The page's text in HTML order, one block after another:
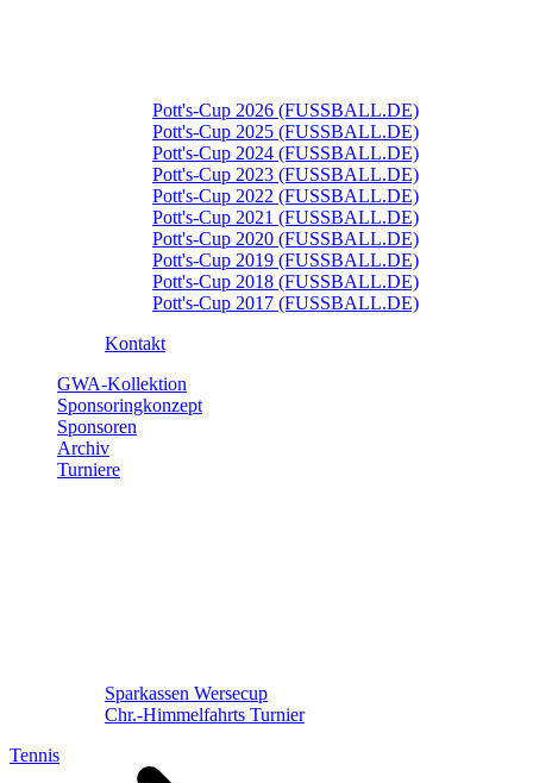
Pott's-Cup 2026 (FUSSBALL.DE)
Pott's-Cup 2025 (FUSSBALL.DE)
Pott's-Cup 2024 (FUSSBALL.DE)
Pott's-Cup 2023 (FUSSBALL.DE)
Pott's-Cup 2022 (FUSSBALL.DE)
Pott's-Cup 2021 (FUSSBALL.DE)
Pott's-Cup 2020 (FUSSBALL.DE)
Pott's-Cup 2019 (FUSSBALL.DE)
Pott's-Cup 2018 (FUSSBALL.DE)
Pott's-Cup 2017 (FUSSBALL.DE)
Kontakt
GWA-Kollektion
Sponsoringkonzept
Sponsoren
Archiv
Turniere
Sparkassen Wersecup
Chr.-Himmelfahrts Turnier
Tennis